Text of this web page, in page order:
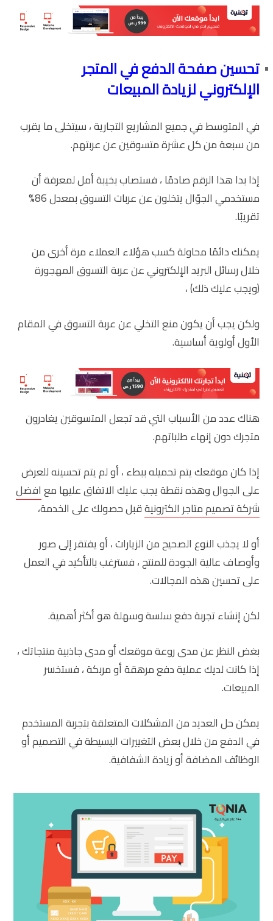
تحسين صفحة الدفع في المتجر
الإلكتروني لزيادة المبيعات
في المتوسط ​​في جميع المشاريع التجارية ، سيتخلى ما يقرب
من سبعة من كل عشرة متسوقين عن عربتهم.
إذا بدا هذا الرقم صادمًا ، فستصاب بخيبة أمل لمعرفة أن
مستخدمي الجوّال يتخلون عن عربات التسوق بمعدل 86%
تقريبًا.
يمكنك دائمًا محاولة كسب هؤلاء العملاء مرة أخرى من
خلال رسائل البريد الإلكتروني عن عربة التسوق المهجورة
(ويجب عليك ذلك) ،
ولكن يجب أن يكون منع التخلي عن عربة التسوق في المقام
الأول أولوية أساسية.
هناك عدد من الأسباب التي قد تجعل المتسوقين يغادرون
متجرك دون إنهاء طلباتهم.
إذا كان موقعك يتم تحميله ببطء ، أو لم يتم تحسينه للعرض
على الجوال وهذه نقطة يجب عليك الاتفاق عليها معافضل
شركة تصميم متاجر الكترونيةقبل حصولك على الخدمة،
أو لا يجذب النوع الصحيح من الزيارات ، أو يفتقر إلى صور
وأوصاف عالية الجودة للمنتج ، فسترغب بالتأكيد في العمل
على تحسين هذه المجالات.
لكن إنشاء تجربة دفع سلسة وسهلة هو أكثر أهمية.
بغض النظر عن مدى روعة موقعك أو مدى جاذبية منتجاتك ،
إذا كانت لديك عملية دفع مرهقة أو مربكة ، فستخسر
المبيعات.
يمكن حل العديد من المشكلات المتعلقة بتجربة المستخدم
في الدفع من خلال بعض التغييرات البسيطة في التصميم أو
الوظائف المضافة أو زيادة الشفافية.